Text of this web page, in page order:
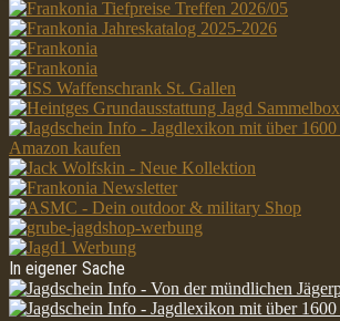
In eigener Sache